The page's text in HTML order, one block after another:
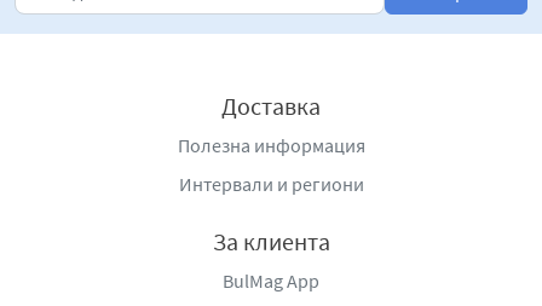
Доставка
Полезна информация
Интервали и региони
За клиента
BulMag App